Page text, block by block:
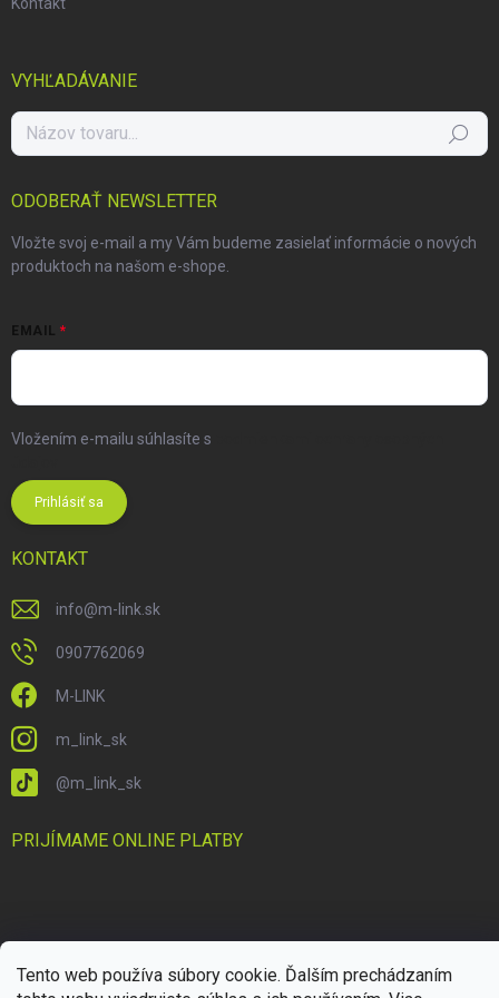
Tento web používa súbory cookie. Ďalším prechádzaním
VYHĽADÁVANIE
Hľadať
ODOBERAŤ NEWSLETTER
Vložte svoj e-mail a my Vám budeme zasielať informácie o nových
produktoch na našom e-shope.
EMAIL
Vložením e-mailu súhlasíte s
Prihlásiť sa
KONTAKT
info@m-link.sk
0907762069
M-LINK
m_link_sk
@m_link_sk
PRIJÍMAME ONLINE PLATBY